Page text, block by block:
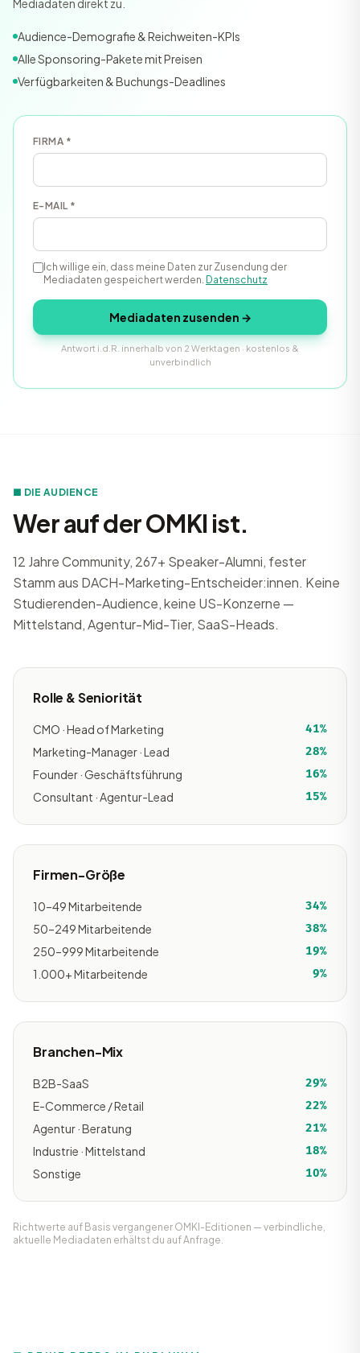
Mediadaten direkt zu.
Audience-Demografie & Reichweiten-KPIs
Alle Sponsoring-Pakete mit Preisen
Verfügbarkeiten & Buchungs-Deadlines
FIRMA *
E-MAIL *
Ich willige ein, dass meine Daten zur Zusendung der
Mediadaten gespeichert werden. Datenschutz
Mediadaten zusenden →
Antwort i.d.R. innerhalb von 2 Werktagen · kostenlos &
unverbindlich
■ DIE AUDIENCE
Wer auf der OMKI ist.
12 Jahre Community, 267+ Speaker-Alumni, fester
Stamm aus DACH-Marketing-Entscheider:innen. Keine
Studierenden-Audience, keine US-Konzerne —
Mittelstand, Agentur-Mid-Tier, SaaS-Heads.
Rolle & Seniorität
CMO · Head of Marketing 41%
Marketing-Manager · Lead 28%
Founder · Geschäftsführung 16%
Consultant · Agentur-Lead 15%
Firmen-Größe
10–49 Mitarbeitende 34%
50–249 Mitarbeitende 38%
250–999 Mitarbeitende 19%
1.000+ Mitarbeitende 9%
Branchen-Mix
B2B-SaaS 29%
E-Commerce / Retail 22%
Agentur · Beratung 21%
Industrie · Mittelstand 18%
Sonstige 10%
Richtwerte auf Basis vergangener OMKI-Editionen — verbindliche,
aktuelle Mediadaten erhältst du auf Anfrage.